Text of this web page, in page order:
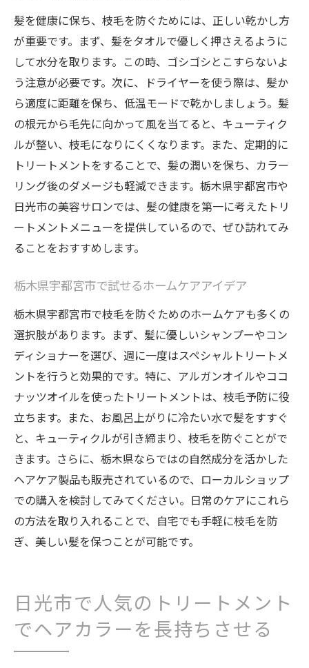
髪質に合わせたオーダーメイドトリートメ
ント
施術前後で気を付けるポイント
日光市の自然と調和した美髪ケア体験
自然素材を使った髪への優しいケア
日光市ならではのリラクゼーション効果
地元の自然を活かしたヘアケア製品紹介
環境に配慮したサロンの取り組み
自然の力を借りた髪の健康維持
地域の特産品を活用したトリートメント
髪を健康に保ち、枝毛を防ぐためには、正しい乾かし方
が重要です。まず、髪をタオルで優しく押さえるように
して水分を取ります。この時、ゴシゴシとこすらないよ
う注意が必要です。次に、ドライヤーを使う際は、髪か
ら適度に距離を保ち、低温モードで乾かしましょう。髪
の根元から毛先に向かって風を当てると、キューティク
ルが整い、枝毛になりにくくなります。また、定期的に
トリートメントをすることで、髪の潤いを保ち、カラー
リング後のダメージも軽減できます。栃木県宇都宮市や
日光市の美容サロンでは、髪の健康を第一に考えたトリ
ートメントメニューを提供しているので、ぜひ訪れてみ
ることをおすすめします。
栃木県宇都宮市で試せるホームケアアイデア
栃木県宇都宮市で枝毛を防ぐためのホームケアも多くの
選択肢があります。まず、髪に優しいシャンプーやコン
ディショナーを選び、週に一度はスペシャルトリートメ
ントを行うと効果的です。特に、アルガンオイルやココ
ナッツオイルを使ったトリートメントは、枝毛予防に役
立ちます。また、お風呂上がりに冷たい水で髪をすすぐ
と、キューティクルが引き締まり、枝毛を防ぐことがで
きます。さらに、栃木県ならではの自然成分を活かした
ヘアケア製品も販売されているので、ローカルショップ
での購入を検討してみてください。日常のケアにこれら
の方法を取り入れることで、自宅でも手軽に枝毛を防
ぎ、美しい髪を保つことが可能です。
日光市で人気のトリートメント
でヘアカラーを長持ちさせる